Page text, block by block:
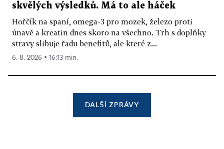
skvělých výsledků. Má to ale háček
Hořčík na spaní, omega-3 pro mozek, železo proti
únavě a kreatin dnes skoro na všechno. Trh s doplňky
stravy slibuje řadu benefitů, ale které z...
6. 8. 2026 ▪ 16:13 min.
DALŠÍ ZPRÁVY